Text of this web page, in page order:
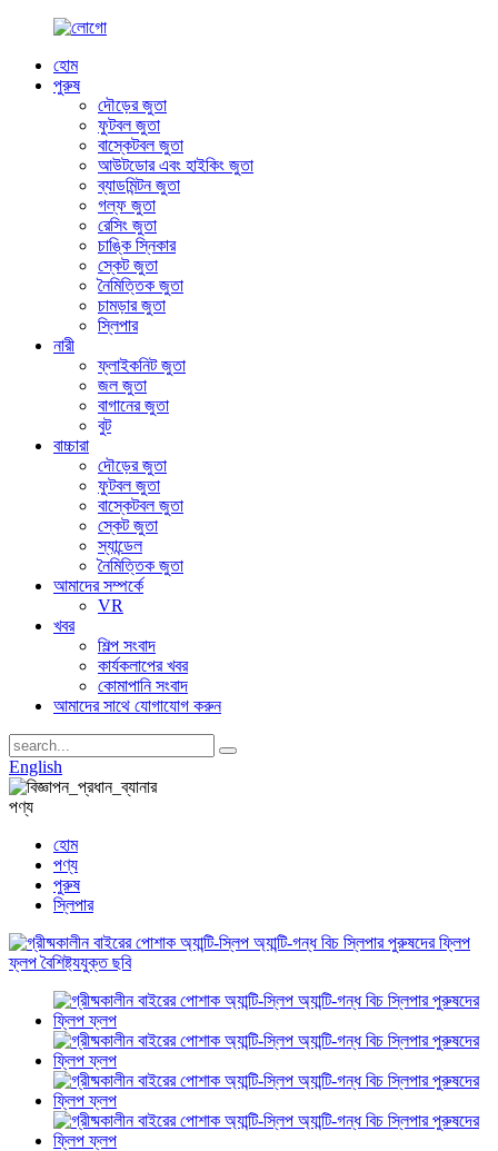
হোম
পুরুষ
দৌড়ের জুতা
ফুটবল জুতা
বাস্কেটবল জুতা
আউটডোর এবং হাইকিং জুতা
ব্যাডমিন্টন জুতা
গল্ফ জুতা
রেসিং জুতা
চাঙ্কি স্নিকার
স্কেট জুতা
নৈমিত্তিক জুতা
চামড়ার জুতা
স্লিপার
নারী
ফ্লাইকনিট জুতা
জল জুতা
বাগানের জুতা
বুট
বাচ্চারা
দৌড়ের জুতা
ফুটবল জুতা
বাস্কেটবল জুতা
স্কেট জুতা
স্যান্ডেল
নৈমিত্তিক জুতা
আমাদের সম্পর্কে
VR
খবর
শিল্প সংবাদ
কার্যকলাপের খবর
কোমাপানি সংবাদ
আমাদের সাথে যোগাযোগ করুন
English
পণ্য
হোম
পণ্য
পুরুষ
স্লিপার